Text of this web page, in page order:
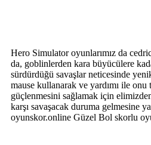
Hero Simulator oyunlarımız da
da, goblinlerden kara büyücülere
sürdürdüğü savaşlar neticesinde
mause kullanarak ve yardımı ile onu
güçlenmesini sağlamak için
karşı savaşacak duruma gelmesine
oyunskor.online Güzel Bol skorlu